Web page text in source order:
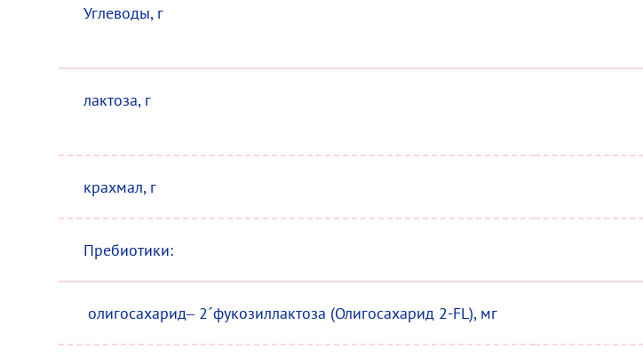
Углеводы, г
лактоза, г
крахмал, г
Пребиотики:
олигосахарид– 2´фукозиллактоза (Олигосахарид 2-FL), мг